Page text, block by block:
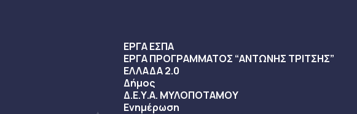
ΕΡΓΑ ΕΣΠΑ
ΕΡΓΑ ΠΡΟΓΡΑΜΜΑΤΟΣ “ΑΝΤΩΝΗΣ ΤΡΙΤΣΗΣ”
ΕΛΛΑΔΑ 2.0
Δήμος
Δ.Ε.Υ.Α. ΜΥΛΟΠΟΤΑΜΟΥ
Ενημέρωση